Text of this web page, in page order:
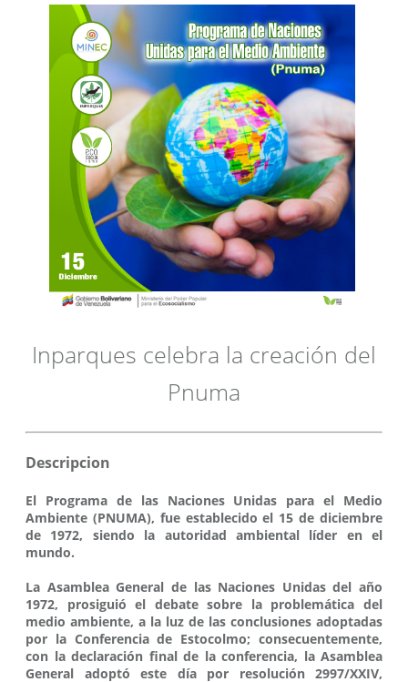
Inparques celebra la creación del
Pnuma
Descripcion
El Programa de las Naciones Unidas para el Medio
Ambiente (PNUMA), fue establecido el 15 de diciembre
de 1972, siendo la autoridad ambiental líder en el
mundo.
La Asamblea General de las Naciones Unidas del año
1972, prosiguió el debate sobre la problemática del
medio ambiente, a la luz de las conclusiones adoptadas
por la Conferencia de Estocolmo; consecuentemente,
con la declaración final de la conferencia, la Asamblea
General adoptó este día por resolución 2997/XXIV,